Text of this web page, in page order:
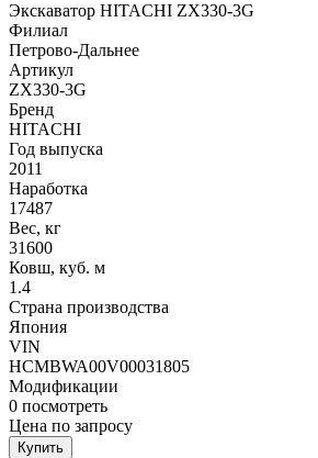
Экскаватор HITACHI ZX330-3G
Филиал
Петрово-Дальнее
Артикул
ZX330-3G
Бренд
HITACHI
Год выпуска
2011
Наработка
17487
Вес, кг
31600
Ковш, куб. м
1.4
Страна производства
Япония
VIN
HCMBWA00V00031805
Модификации
0 посмотреть
Цена по запросу
Купить